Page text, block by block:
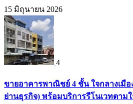
15 มิถุนายน 2026
4
ขายอาคารพาณิชย์ 4 ชั้น ใจกลางเมื
ย่านธุรกิจ) พร้อมบริการรีโนเวทตาม